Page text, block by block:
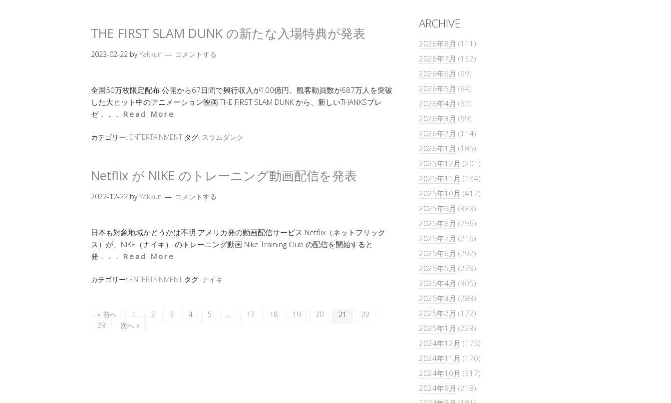
THE FIRST SLAM DUNK の新たな入場特典が発表
2023-02-22 byYakkun コメントする
全国50万枚限定配布 公開から67日間で興行収入が100億円、観客動員数が687万人を突破
した大ヒット中のアニメーション映画 THE FIRST SLAM DUNK から、新しいTHANKSプレ
ゼ．．． Read More
カテゴリー: ENTERTAINMENT タグ: スラムダンク
Netflix が NIKE のトレーニング動画配信を発表
2022-12-22 byYakkun コメントする
日本も対象地域かどうかは不明 アメリカ発の動画配信サービス Netflix（ネットフリック
ス）が、NIKE（ナイキ） のトレーニング動画 Nike Training Club の配信を開始すると
発．．． Read More
カテゴリー: ENTERTAINMENT タグ: ナイキ
« 前へ 1 2 3 4 5 … 17 18 19 20 21
22
23
次へ »
ARCHIVE
2026年8月 (111)
2026年7月 (132)
2026年6月 (89)
2026年5月 (84)
2026年4月 (87)
2026年3月 (99)
2026年2月 (114)
2026年1月 (185)
2025年12月 (201)
2025年11月 (184)
2025年10月 (417)
2025年9月 (328)
2025年8月 (296)
2025年7月 (216)
2025年6月 (292)
2025年5月 (278)
2025年4月 (305)
2025年3月 (283)
2025年2月 (172)
2025年1月 (223)
2024年12月 (175)
2024年11月 (170)
2024年10月 (317)
2024年9月 (218)